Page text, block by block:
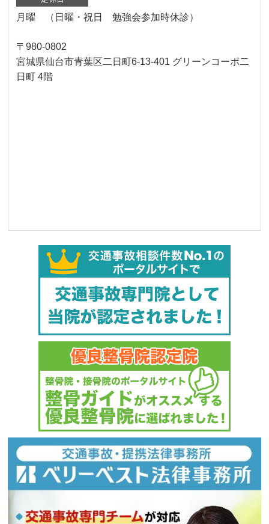
月曜 （日曜・祝日 勉強会参加時休診）
〒980-0802
宮城県仙台市青葉区二日町6-13-401 グリーンコーポ二
日町 4階